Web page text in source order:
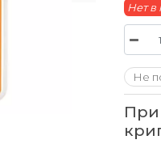
Нет в
Не
При